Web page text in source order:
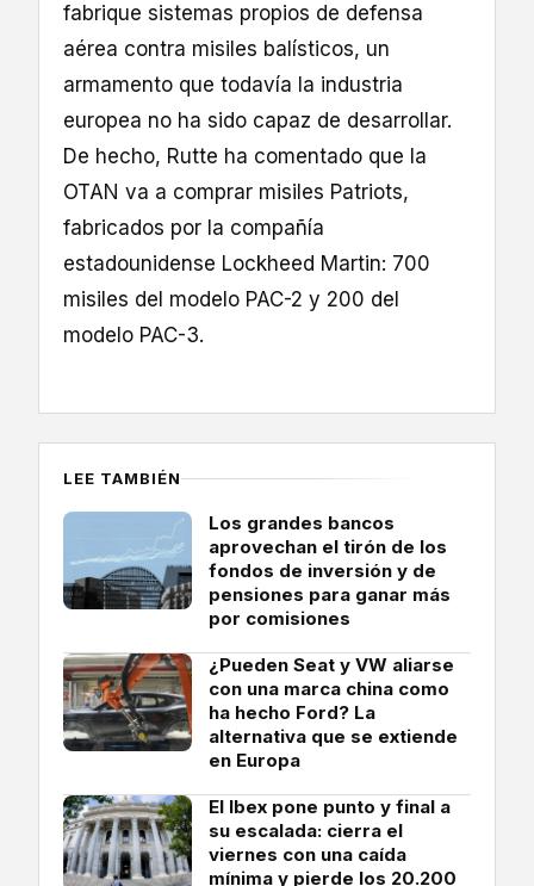
fabrique sistemas propios de defensa
aérea contra misiles balísticos, un
armamento que todavía la industria
europea no ha sido capaz de desarrollar.
De hecho, Rutte ha comentado que la
OTAN va a comprar misiles Patriots,
fabricados por la compañía
estadounidense Lockheed Martin: 700
misiles del modelo PAC-2 y 200 del
modelo PAC-3.
LEE TAMBIÉN
Los grandes bancos
aprovechan el tirón de los
fondos de inversión y de
pensiones para ganar más
por comisiones
¿Pueden Seat y VW aliarse
con una marca china como
ha hecho Ford? La
alternativa que se extiende
en Europa
El Ibex pone punto y final a
su escalada: cierra el
viernes con una caída
mínima y pierde los 20.200